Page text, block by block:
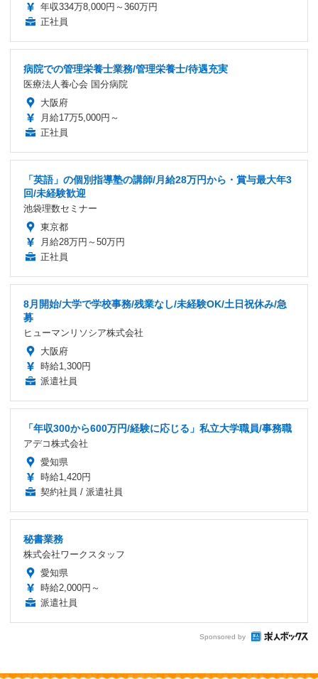
年収334万8,000円～360万円
正社員
病院での管理栄養士業務/管理栄養士/待遇充実
医療法人養心会 国分病院
大阪府
月給17万5,000円～
正社員
「英語」の個別指導塾の講師/月給28万円から・賞与最大年3
回/未経験歓迎
池袋理数セミナー
東京都
月給28万円～50万円
正社員
8月開始/大学で学校事務/残業なし/未経験OK/土日祝休み/急
募
ヒューマンリソシア株式会社
大阪府
時給1,300円
派遣社員
「年収300から600万円/経験に応じる」私立大学職員/事務職
アデコ株式会社
愛知県
時給1,420円
契約社員 / 派遣社員
秘書業務
株式会社ワークスタッフ
愛知県
時給2,000円～
派遣社員
Sponsored by